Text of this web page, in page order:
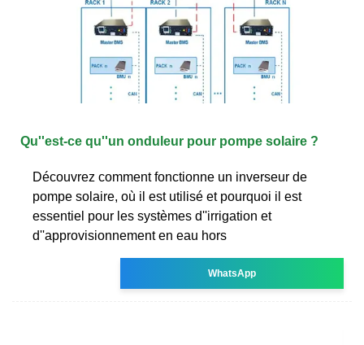
Qu''est-ce qu''un onduleur pour pompe solaire ?
Découvrez comment fonctionne un inverseur de
pompe solaire, où il est utilisé et pourquoi il est
essentiel pour les systèmes d''irrigation et
d''approvisionnement en eau hors
WhatsApp